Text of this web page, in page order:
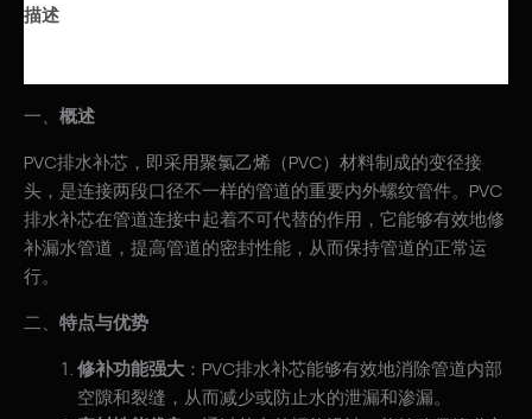
描述
一、 概述
PVC排水补芯，即采用聚氯乙烯（PVC）材料制成的变径接
头，是连接两段口径不一样的管道的重要内外螺纹管件。PVC
排水补芯在管道连接中起着不可代替的作用，它能够有效地修
补漏水管道，提高管道的密封性能，从而保持管道的正常运
行。
二、 特点与优势
修补功能强大 ：PVC排水补芯能够有效地消除管道内部
空隙和裂缝，从而减少或防止水的泄漏和渗漏。